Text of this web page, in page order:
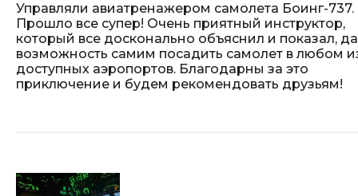
Управляли авиатренажером самолета Боинг-737.
Прошло все супер! Очень приятный инструктор,
который все досконально объяснил и показал,
возможность самим посадить самолет в любом
доступных аэропортов. Благодарны за это
приключение и будем рекомендовать друзьям!